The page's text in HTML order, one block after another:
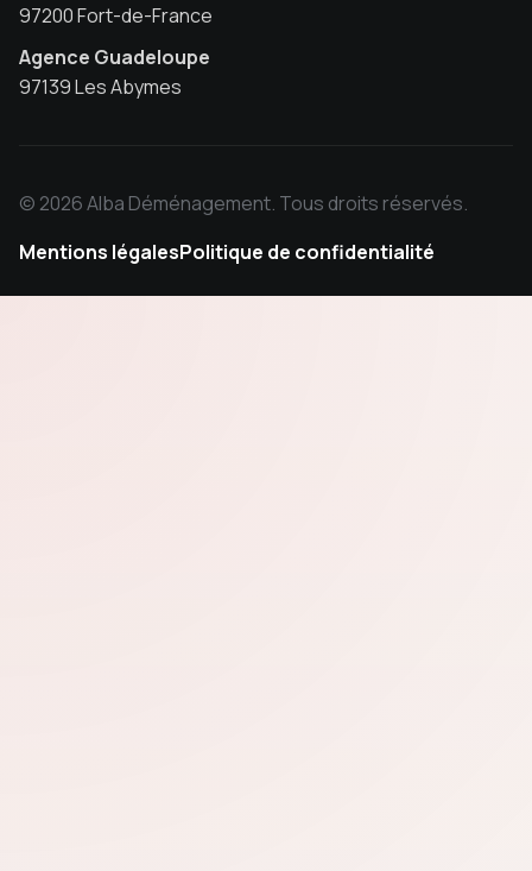
97200 Fort-de-France
Agence Guadeloupe
97139 Les Abymes
© 2026 Alba Déménagement. Tous droits réservés.
Mentions légalesPolitique de confidentialité